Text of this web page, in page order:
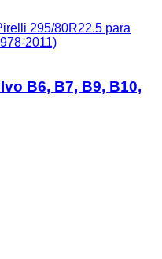
295/80R22.5 para
2011)
B6, B7, B9, B10,